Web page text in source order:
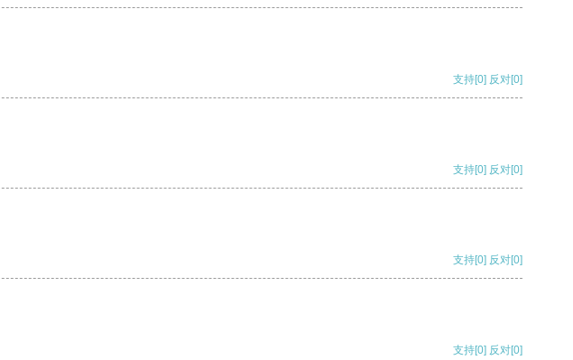
支持[0] 反对[0]
支持[0] 反对[0]
支持[0] 反对[0]
支持[0] 反对[0]